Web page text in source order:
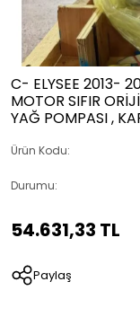
C- ELYSEE 2013-
MOTOR SIFIR
YAĞ POMPASI ,
Ürün Kodu:
Durumu:
54.631,33 TL
Paylaş